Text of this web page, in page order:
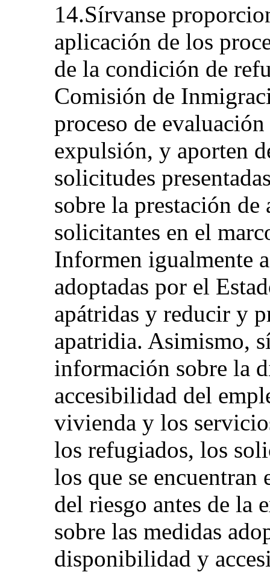
14.Sírvanse
aplicación de los
de la condición de
Comisión de
proceso de
expulsión, y aporten
solicitudes
sobre la prestación de
solicitantes en el
Informen igualmente
adoptadas por el
apátridas y reducir y
apatridia. Asimismo,
información sobre la
accesibilidad del
vivienda y los
los refugiados, los
los que se encuentran
del riesgo antes de la
sobre las medidas
disponibilidad y